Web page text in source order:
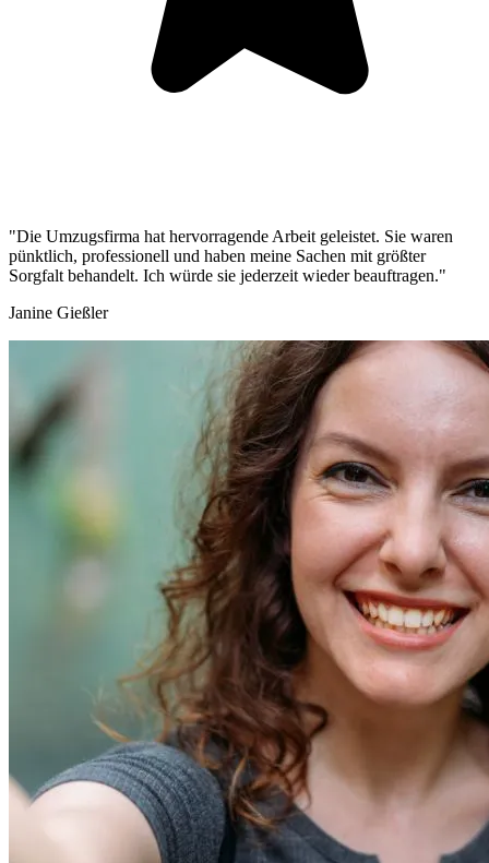
"Die Umzugsfirma hat hervorragende Arbeit geleistet. Sie waren
pünktlich, professionell und haben meine Sachen mit größter
Sorgfalt behandelt. Ich würde sie jederzeit wieder beauftragen."
Janine Gießler